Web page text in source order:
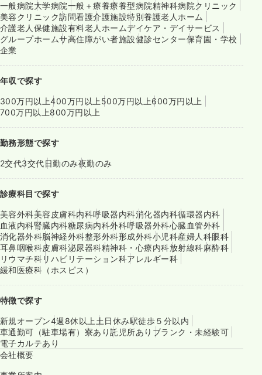
一般病院大学病院一般＋療養療養型病院精神科病院クリニック
美容クリニック訪問看護介護施設特別養護老人ホーム
介護老人保健施設有料老人ホームデイケア・デイサービス
グループホームサ高住障がい者施設健診センター保育園・学校
企業
年収で探す
300万円以上400万円以上500万円以上600万円以上
700万円以上800万円以上
勤務形態で探す
2交代3交代日勤のみ夜勤のみ
診療科目で探す
美容外科美容皮膚科内科呼吸器内科消化器内科循環器内科
血液内科腎臓内科糖尿病内科外科呼吸器外科心臓血管外科
消化器外科脳神経外科整形外科形成外科小児科産婦人科眼科
耳鼻咽喉科皮膚科泌尿器科精神科・心療内科放射線科麻酔科
リウマチ科リハビリテーション科アレルギー科
緩和医療科（ホスピス）
特徴で探す
新規オープン4週8休以上土日休み駅徒歩５分以内
車通勤可（駐車場有） 寮あり託児所あり ブランク・未経験可
電子カルテあり
会社概要